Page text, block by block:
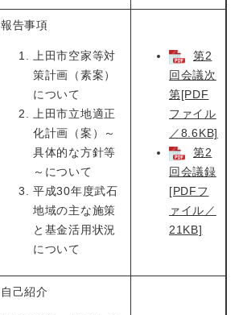
報告事項
上田市空家等対
策計画（素案）
について
上田市立地適正
化計画（案）～
具体的な方針等
～について
平成30年度武石
地域の主な施策
と基金活用状況
について
第2
回会議次
第[PDF
ファイル
／8.6KB]
第2
回会議録
[PDFフ
ァイル／
21KB]
自己紹介